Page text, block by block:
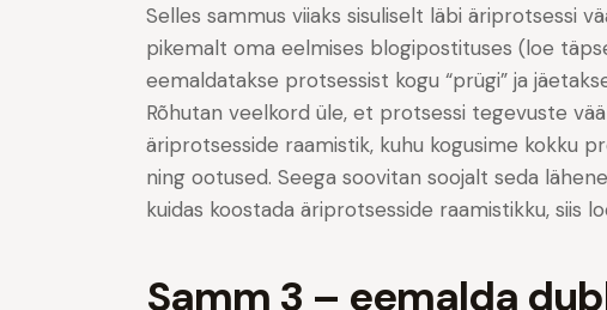
Selles sammus viiaks sisuliselt läbi äriprotsessi
pikemalt oma eelmises blogipostituses (loe
eemaldatakse protsessist kogu “prügi” ja
Rõhutan veelkord üle, et protsessi tegevuste
äriprotsesside raamistik, kuhu kogusime kokku
ning ootused. Seega soovitan soojalt seda
kuidas koostada äriprotsesside raamistikku, siis
Samm 3 – eemalda